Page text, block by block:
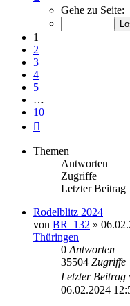
von
Gehe zu Seite:
1
2
3
4
5
…
10
Themen
Antworten
Zugriffe
Letzter Beitrag
Rodelblitz 2024
von BR_132 »
Thüringen
0 Antworten
35504 Zugriffe
Letzter Beitrag
06.02.2024